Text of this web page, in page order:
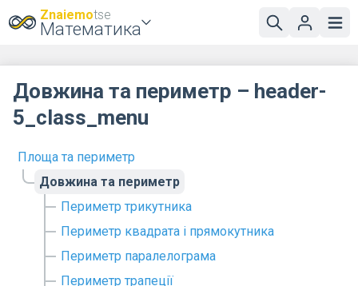
Znaiemotse
Математика
Площа та периметр
Довжина та периметр
Периметр трикутника
Периметр квадрата і прямокутника
Периметр паралелограма
Периметр трапеції
Довжина та периметр – header-
5_class_menu